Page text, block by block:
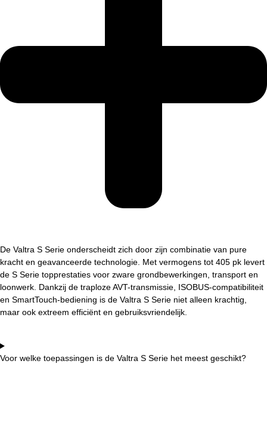
De Valtra S Serie onderscheidt zich door zijn combinatie van pure
kracht en geavanceerde technologie. Met vermogens tot 405 pk levert
de S Serie topprestaties voor zware grondbewerkingen, transport en
loonwerk. Dankzij de traploze AVT-transmissie, ISOBUS-compatibiliteit
en SmartTouch-bediening is de Valtra S Serie niet alleen krachtig,
maar ook extreem efficiënt en gebruiksvriendelijk.
Voor welke toepassingen is de Valtra S Serie het meest geschikt?